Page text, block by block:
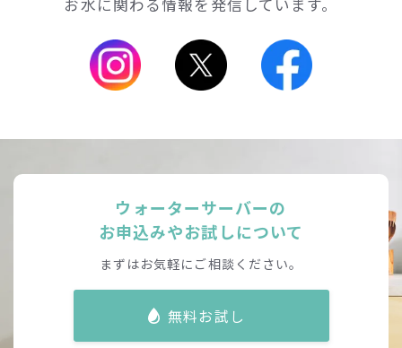
お水に関わる情報を発信しています。
ウォーターサーバーの
お申込みやお試しについて
まずはお気軽にご相談ください。
無料お試し